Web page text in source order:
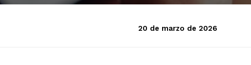
20 de marzo de 2026